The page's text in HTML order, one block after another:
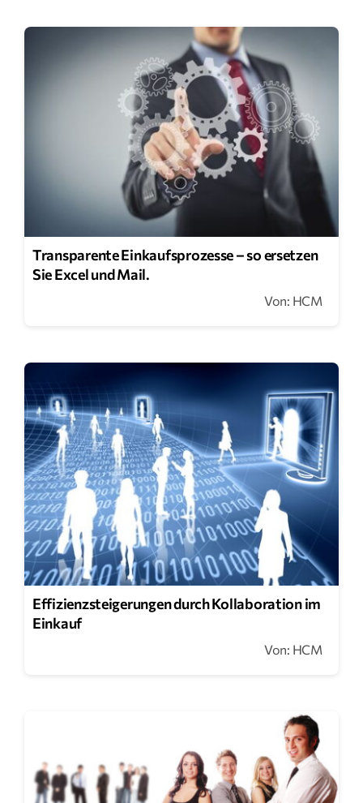
Transparente Einkaufsprozesse – so ersetzen
Sie Excel und Mail.
Von: HCM
Effizienzsteigerungen durch Kollaboration im
Einkauf
Von: HCM